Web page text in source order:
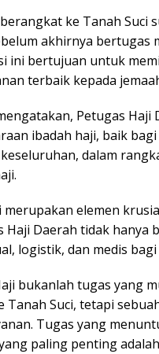
ke Tanah Suci
akhirnya bertugas
ini bertujuan untuk
terbaik kepada
Petugas
ibadah haji, baik
dalam
merupakan elemen
Haji Daerah tidak
logistik, dan medis
bukanlah tugas yang
Tanah Suci, tetapi
Tugas yang
paling penting